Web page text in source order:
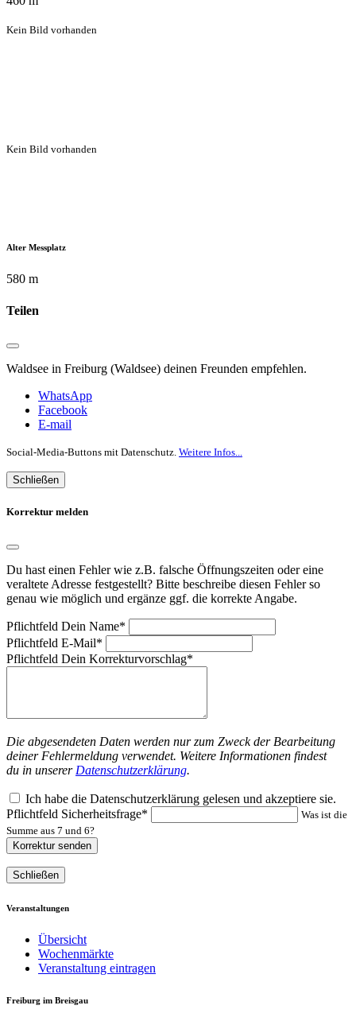
Kein Bild vorhanden
Kein Bild vorhanden
Alter Messplatz
580 m
Teilen
Waldsee in Freiburg (Waldsee) deinen Freunden empfehlen.
WhatsApp
Facebook
E-mail
Social-Media-Buttons mit Datenschutz. Weitere Infos...
Schließen
Korrektur melden
Du hast einen Fehler wie z.B. falsche Öffnungszeiten oder eine
veraltete Adresse festgestellt? Bitte beschreibe diesen Fehler so
genau wie möglich und ergänze ggf. die korrekte Angabe.
Pflichtfeld Dein Name*
Pflichtfeld E-Mail*
Pflichtfeld Dein Korrekturvorschlag*
Die abgesendeten Daten werden nur zum Zweck der Bearbeitung
deiner Fehlermeldung verwendet. Weitere Informationen findest
du in unserer Datenschutzerklärung.
Ich habe die Datenschutzerklärung gelesen und akzeptiere sie.
Pflichtfeld Sicherheitsfrage*
Was ist die
Summe aus 7 und 6?
Korrektur senden
Schließen
Veranstaltungen
Übersicht
Wochenmärkte
Veranstaltung eintragen
Freiburg im Breisgau